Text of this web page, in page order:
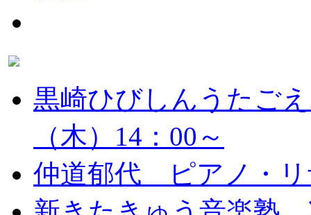
黒崎ひびしんうたご
（木）14：00～
仲道郁代 ピアノ・リ